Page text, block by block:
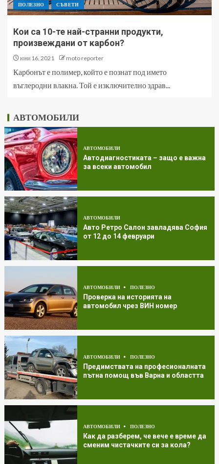
ПОЛЕЗНО СЪВЕТИ
Кои са 10-те най-странни продукти,
произвеждани от карбон?
юни 16, 2021 moto reporter
Карбонът е полимер, който е познат под името
въглеродни влакна. Той е изключително здрав...
АВТОМОБИЛИ
АВТОМОБИЛИ
Автодиагностиката – защо е важна
за всеки автомобил
АВТОМОБИЛИ
Авто Ретро Салон завладява София
от 12 до 14 февруари
АВТОМОБИЛИ ПОЛЕЗНО
Проверка на историята на
автомобил чрез ВИН номер
АВТОМОБИЛИ ПОЛЕЗНО
Предимствата на професионалната
пътна помощ във Варна и областта
АВТОМОБИЛИ ПОЛЕЗНО
Как да разберем, че вече е време да
сменим чистачките си за кола?